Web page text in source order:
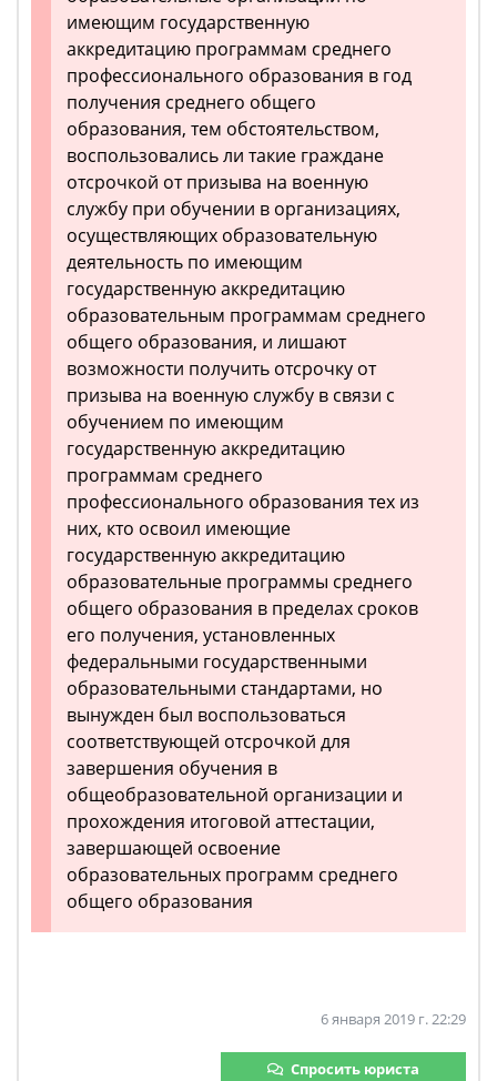
имеющим государственную
аккредитацию программам среднего
профессионального образования в год
получения среднего общего
образования, тем обстоятельством,
воспользовались ли такие граждане
отсрочкой от призыва на военную
службу при обучении в организациях,
осуществляющих образовательную
деятельность по имеющим
государственную аккредитацию
образовательным программам среднего
общего образования, и лишают
возможности получить отсрочку от
призыва на военную службу в связи с
обучением по имеющим
государственную аккредитацию
программам среднего
профессионального образования тех из
них, кто освоил имеющие
государственную аккредитацию
образовательные программы среднего
общего образования в пределах сроков
его получения, установленных
федеральными государственными
образовательными стандартами, но
вынужден был воспользоваться
соответствующей отсрочкой для
завершения обучения в
общеобразовательной организации и
прохождения итоговой аттестации,
завершающей освоение
образовательных программ среднего
общего образования
6 января 2019 г. 22:29
Спросить юриста